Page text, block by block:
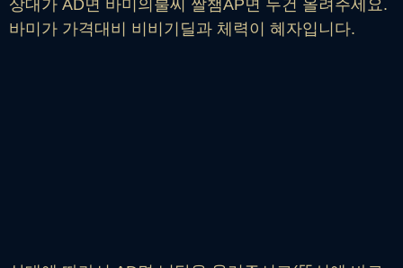
상대가 AD면 바미의불씨 짤챔AP면 두건 올려주세요.
바미가 가격대비 비비기딜과 체력이 혜자입니다.